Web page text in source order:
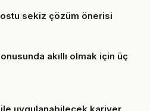
sekiz çözüm önerisi
akıllı olmak için üç